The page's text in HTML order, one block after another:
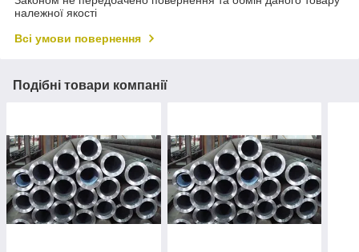
належної якості
Всі умови повернення
Подібні товари компанії